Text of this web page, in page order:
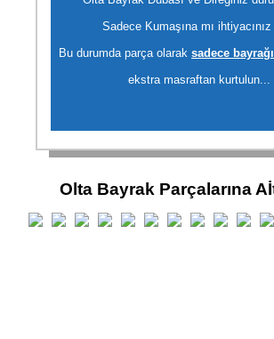
Sadece Kumaşına mı
Bu durumda parça olarak sadece
ekstra masraftan kurtulun...
Olta Bayrak Parçalarına